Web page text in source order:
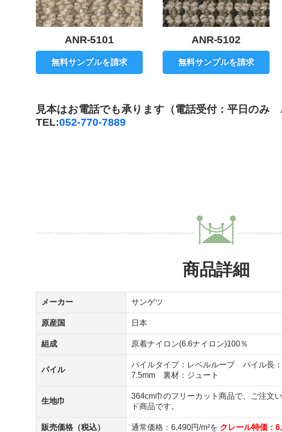
ANR-5101
無料サンプルを請求
ANR-5102
無料サンプルを請求
見本はお電話でも承ります（電話受付：平日のみ
TEL:052-770-7889
商品詳細
メーカー サンゲツ
原産国 日本
組成 原着ナイロン(6.6ナイロン)100％
パイル
パイルタイプ：レベルループ パイル長
7.5mm 裏材：ジュート
生地巾
364cm巾のフリーカット商品で、ご注文
ド商品です。
販売価格（税込） 通常価格：6,490円/m²を クレール特価：